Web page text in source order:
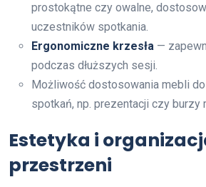
prostokątne czy owalne,
uczestników spotkania.
Ergonomiczne krzesła —
podczas dłuższych sesji.
Możliwość dostosowania mebli
spotkań, np. prezentacji czy burzy
Estetyka i
przestrzeni